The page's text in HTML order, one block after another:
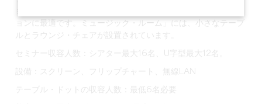
ョンに最適です。ミュージック・ルーム」には、小さなテーブ
ルとラウンジ・チェアが設置されています。
セミナー収容人数：シアター最大16名、U字型最大12名。
設備：スクリーン、フリップチャート、無線LAN
テーブル・ドットの収容人数：最低6名必要